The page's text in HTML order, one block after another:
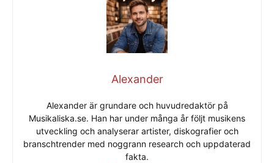
Alexander
Alexander är grundare och huvudredaktör på
Musikaliska.se. Han har under många år följt musikens
utveckling och analyserar artister, diskografier och
branschtrender med noggrann research och uppdaterad
fakta.